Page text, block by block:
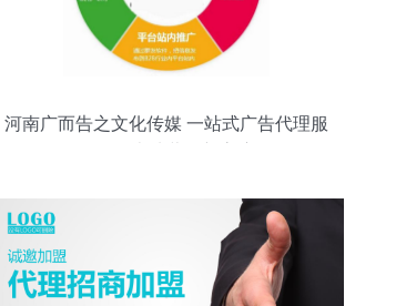
河南广而告之文化传媒 一站式广告代理服